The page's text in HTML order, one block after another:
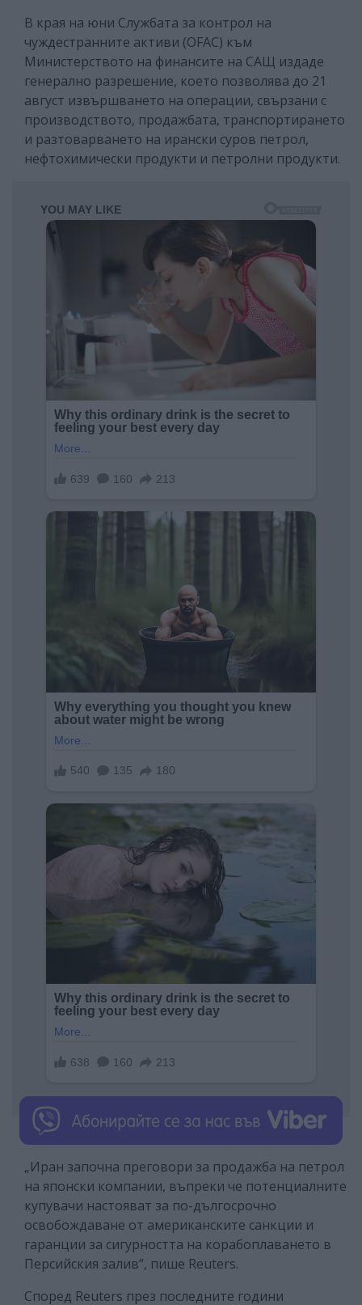
В края на юни Службата за контрол на
чуждестранните активи (OFAC) към
Министерството на финансите на САЩ издаде
генерално разрешение, което позволява до 21
август извършването на операции, свързани с
производството, продажбата, транспортирането
и разтоварването на ирански суров петрол,
нефтохимически продукти и петролни продукти.
„Иран започна преговори за продажба на петрол
на японски компании, въпреки че потенциалните
купувачи настояват за по-дългосрочно
освобождаване от американските санкции и
гаранции за сигурността на корабоплаването в
Персийския залив“, пише Reuters.
Според Reuters през последните години